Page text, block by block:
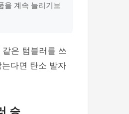
을 계속 늘리기보
같은 텀블러를 쓰
다면 탄소 발자
승